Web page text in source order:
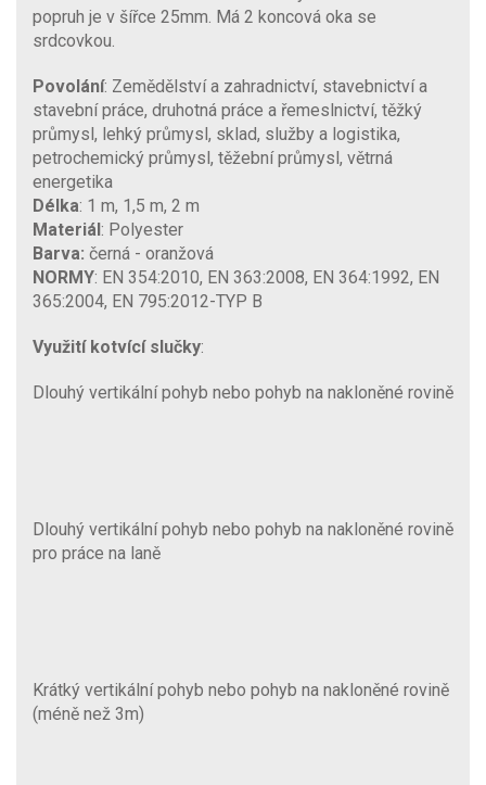
popruh je v šířce 25mm. Má 2 koncová oka se
srdcovkou.
Povolání: Zemědělství a zahradnictví, stavebnictví a
stavební práce, druhotná práce a řemeslnictví, těžký
průmysl, lehký průmysl, sklad, služby a logistika,
petrochemický průmysl, těžební průmysl, větrná
energetika
Délka: 1 m, 1,5 m, 2 m
Materiál: Polyester
Barva: černá - oranžová
NORMY: EN 354:2010, EN 363:2008, EN 364:1992, EN
365:2004, EN 795:2012-TYP B
Využití kotvící slučky:
Dlouhý vertikální pohyb nebo pohyb na nakloněné rovině
Dlouhý vertikální pohyb nebo pohyb na nakloněné rovině
pro práce na laně
Krátký vertikální pohyb nebo pohyb na nakloněné rovině
(méně než 3m)